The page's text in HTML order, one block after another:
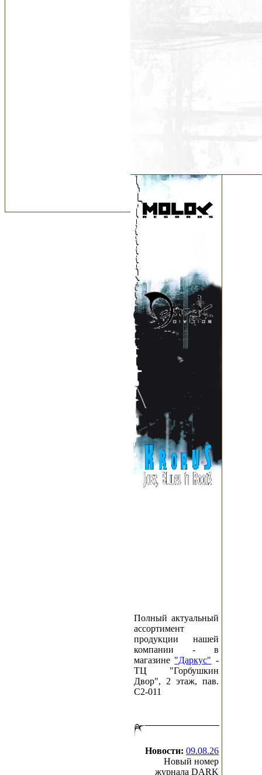
Полный актуальный
ассортимент
продукции нашей
компании - в
магазине "Даркус" -
ТЦ "Горбушкин
Двор", 2 этаж, пав.
C2-011
Новости: 09.08.26
Новый номер
журнала DARK